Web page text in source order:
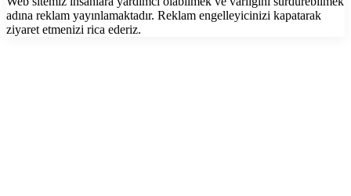
adına reklam yayınlamaktadır. Reklam engelleyicinizi kapatarak
ziyaret etmenizi rica ederiz.